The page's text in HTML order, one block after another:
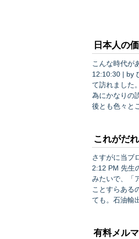
日本人の
こんな時代があ
12:10:30 | by ひゃくおく萬 ぐっちーさん。。。 こんにちは。 ひゃくおく萬と申します。 今日はじめ
て訪れました。 とても面白そうなので頑張って過去の分も読破します。 私は株で食べてます。 その
為にかなりの読書量をこな
後とも色々とご教授よろしくです。 3.
これがだ
さすがに当ブログの
2:12 PM 先生
みたいで、「
ことすらある
ても。石油輸
すシェール
有料メル